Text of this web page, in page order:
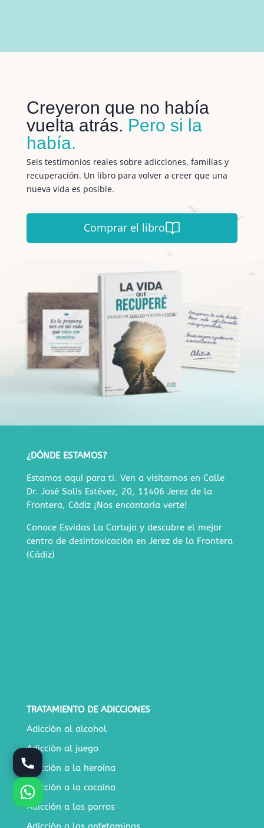
Creyeron que no había
vuelta atrás. Pero si la
había.
Seis testimonios reales sobre adicciones, familias y
recuperación. Un libro para volver a creer que una
nueva vida es posible.
Comprar el libro
¿DÓNDE ESTAMOS?
Estamos aquí para ti. Ven a visitarnos en Calle
Dr. José Solís Estévez, 20, 11406 Jerez de la
Frontera, Cádiz¡Nos encantaría verte!
Conoce Esvidas La Cartuja y descubre el mejor
centro de desintoxicación en Jerez de la Frontera
(Cádiz)
TRATAMIENTO DE ADICCIONES
Adicción al alcohol
Adicción al juego
Adicción a la heroína
Adicción a la cocaína
Adicción a los porros